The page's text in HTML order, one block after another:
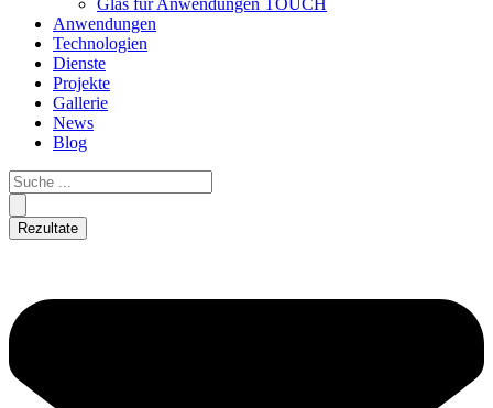
Glas für Anwendungen TOUCH
Anwendungen
Technologien
Dienste
Projekte
Gallerie
News
Blog
Rezultate